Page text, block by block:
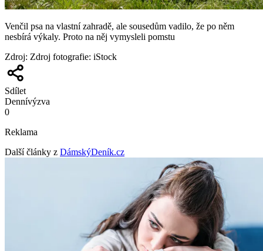
Venčil psa na vlastní zahradě, ale sousedům vadilo, že po něm
nesbírá výkaly. Proto na něj vymysleli pomstu
Zdroj: Zdroj fotografie: iStock
Sdílet
Dennívýzva
0
Reklama
Další články z DámskýDeník.cz